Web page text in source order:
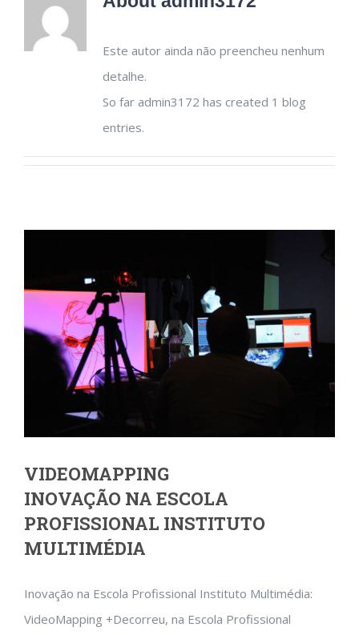
Este autor ainda não preencheu nenhum
detalhe.
So far admin3172 has created 1 blog
entries.
VIDEOMAPPING
INOVAÇÃO NA ESCOLA
PROFISSIONAL INSTITUTO
MULTIMÉDIA
Inovação na Escola Profissional Instituto Multimédia:
VideoMapping +Decorreu, na Escola Profissional